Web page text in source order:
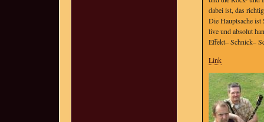
dabei ist, das
Die Hauptsache ist
live und absolut
Effekt– Schnick–
Link